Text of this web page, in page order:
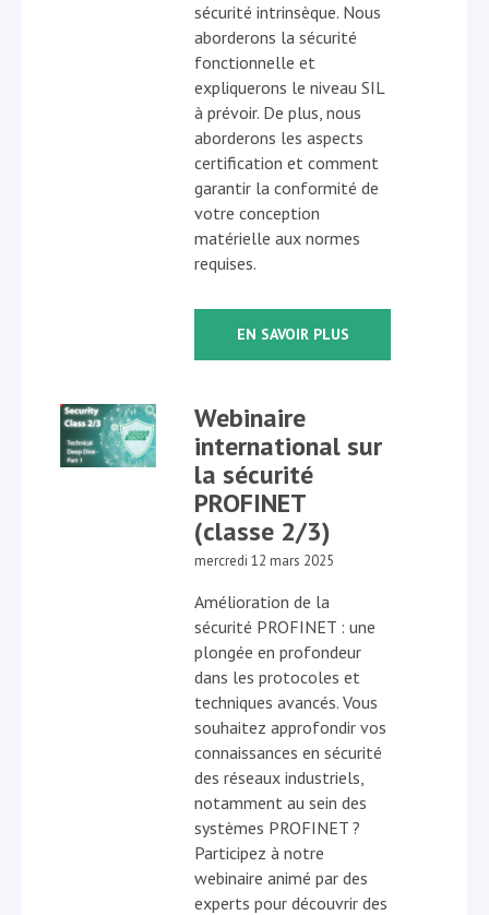
sécurité intrinsèque. Nous
aborderons la sécurité
fonctionnelle et
expliquerons le niveau SIL
à prévoir. De plus, nous
aborderons les aspects
certification et comment
garantir la conformité de
votre conception
matérielle aux normes
requises.
EN SAVOIR PLUS
Webinaire
international sur
la sécurité
PROFINET
(classe 2/3)
mercredi 12 mars 2025
Amélioration de la
sécurité PROFINET : une
plongée en profondeur
dans les protocoles et
techniques avancés. Vous
souhaitez approfondir vos
connaissances en sécurité
des réseaux industriels,
notamment au sein des
systèmes PROFINET ?
Participez à notre
webinaire animé par des
experts pour découvrir des